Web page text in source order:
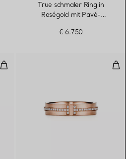
True schmaler Ring in
Roségold mit Pavé-
€ 6.750
Schmaler Pavé-Diamantring in